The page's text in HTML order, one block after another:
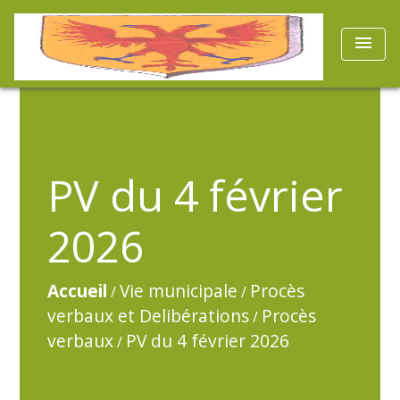
menu
PV du 4 février
2026
Accueil /Vie municipale / Procès
verbaux et Delibérations/ Procès
verbaux/ PV du 4 février 2026